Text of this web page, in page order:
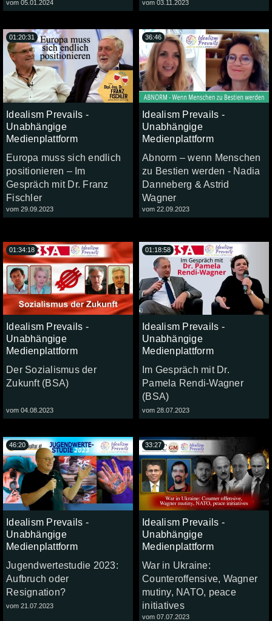
vom 05.01.2024 vom 03.11.2023
Idealism Prevails -
Unabhängige
Medienplattform
Europa muss sich endlich
positionieren – Im
Gespräch mit Dr. Franz
Fischler
vom 29.09.2023
01:20:31
Idealism Prevails -
Unabhängige
Medienplattform
Abnorm – wenn Menschen
zu Bestien werden - Nadia
Danneberg & Astrid
Wagner
vom 22.09.2023
36:46
Idealism Prevails -
Unabhängige
Medienplattform
Der Sozialismus der
Zukunft (BSA)
vom 04.08.2023
01:34:18
Idealism Prevails -
Unabhängige
Medienplattform
Im Gespräch mit Dr.
Pamela Rendi-Wagner
(BSA)
vom 28.07.2023
01:18:58
Idealism Prevails -
Unabhängige
Medienplattform
Jugendwertestudie 2023:
Aufbruch oder
Resignation?
vom 21.07.2023
46:20
Idealism Prevails -
Unabhängige
Medienplattform
War in Ukraine:
Counteroffensive, Wagner
mutiny, NATO, peace
initiatives
vom 07.07.2023
33:27